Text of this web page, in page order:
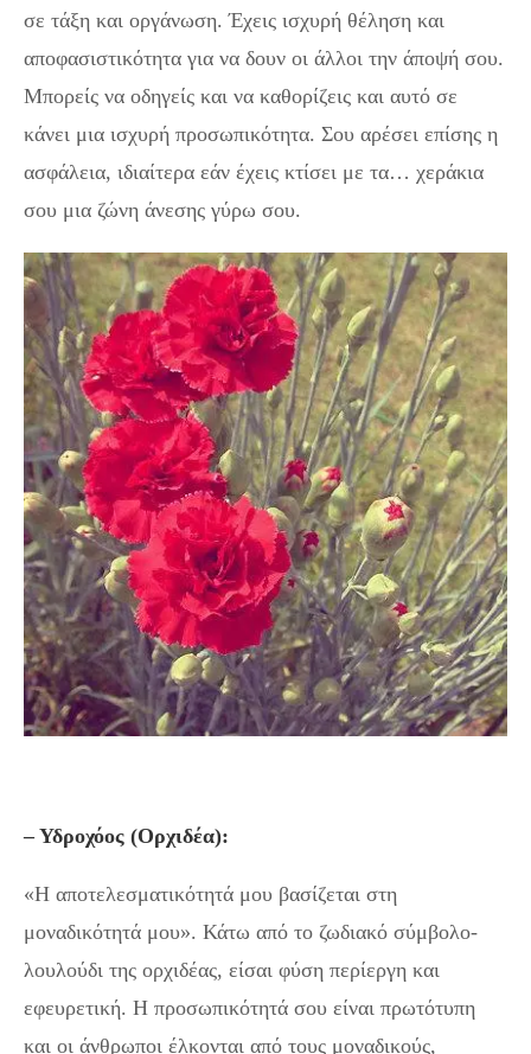
σε τάξη και οργάνωση. Έχεις ισχυρή θέληση και
αποφασιστικότητα για να δουν οι άλλοι την άποψή σου.
Μπορείς να οδηγείς και να καθορίζεις και αυτό σε
κάνει μια ισχυρή προσωπικότητα. Σου αρέσει επίσης η
ασφάλεια, ιδιαίτερα εάν έχεις κτίσει με τα… χεράκια
σου μια ζώνη άνεσης γύρω σου.
– Υδροχόος (Ορχιδέα):
«Η αποτελεσματικότητά μου βασίζεται στη
μοναδικότητά μου». Κάτω από το ζωδιακό σύμβολο-
λουλούδι της ορχιδέας, είσαι φύση περίεργη και
εφευρετική. Η προσωπικότητά σου είναι πρωτότυπη
και οι άνθρωποι έλκονται από τους μοναδικούς,